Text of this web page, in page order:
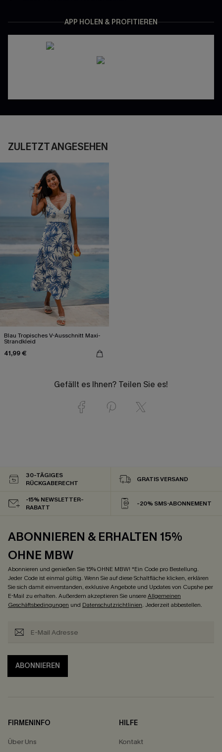
APP HOLEN & PROFITIEREN
ZULETZT ANGESEHEN
Blau Tropisches V-Ausschnitt Maxi-
Strandkleid
41,99 €
Gefällt es Ihnen? Teilen Sie es!
30-TÄGIGES
RÜCKGABERECHT
GRATIS VERSAND
-15% NEWSLETTER-
RABATT
-20% SMS-ABONNEMENT
ABONNIEREN & ERHALTEN 15%
OHNE MBW
Abonnieren und genießen Sie 15% OHNE MBW! *Ein Code pro Bestellung.
Jeder Code ist einmal gültig. Wenn Sie auf diese Schaltfläche klicken, erklären
Sie sich damit einverstanden, exklusive Angebote und Updates von Cupshe per
E-Mail zu erhalten. Außerdem akzeptieren Sie unsereAllgemeinen
Geschäftsbedingungen und Datenschutzrichtlinien. Jederzeit abbestellen.
ABONNIEREN
FIRMENINFO
Über Uns
HILFE
Kontakt